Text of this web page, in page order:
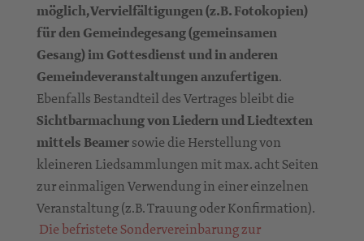
möglich, Vervielfältigungen (z.B. Fotokopien)
für den Gemeindegesang (gemeinsamen
Gesang) im Gottesdienst und in anderen
Gemeindeveranstaltungen anzufertigen.
Ebenfalls Bestandteil des Vertrages bleibt die
Sichtbarmachung von Liedern und Liedtexten
mittels Beamersowie die Herstellung von
kleineren Liedsammlungen mit max. acht Seiten
zur einmaligen Verwendung in einer einzelnen
Veranstaltung (z.B. Trauung oder Konfirmation).
Die befristete Sondervereinbarung zur